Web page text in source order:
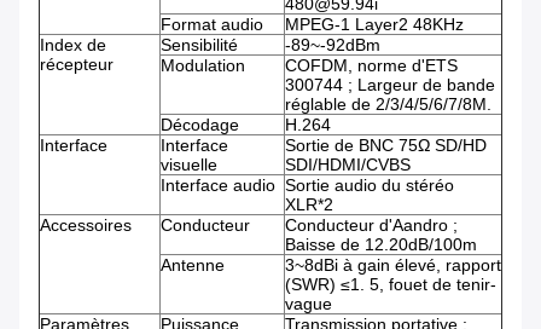
480@59.94i
Format audio
MPEG-1 Layer2 48KHz
Index de
récepteur
Sensibilité
-89~-92dBm
Modulation
COFDM, norme d'ETS
300744 ; Largeur de bande
réglable de 2/3/4/5/6/7/8M.
Décodage
H.264
Interface
Interface
visuelle
Sortie de BNC 75Ω SD/HD
SDI/HDMI/CVBS
Interface audio Sortie audio du stéréo
XLR*2
Accessoires
Conducteur
Conducteur d'Aandro ;
Baisse de 12.20dB/100m
Antenne
3~8dBi à gain élevé, rapport
(SWR) ≤1. 5, fouet de tenir-
vague
Paramètres
Puissance
Transmission portative :